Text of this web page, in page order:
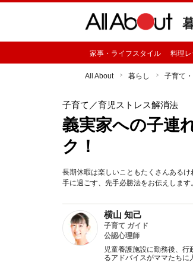
家事・ライフスタイル 料理
All About 暮らし 子育て
子育て ／育児ストレス解消法
義実家への子連
ク！
長期休暇は楽しいこともたくさんある
手に過ごす、先手必勝法をお伝えしま
横山 知己
子育て ガイド
公認心理師
児童養護施設に勤務後、
るアドバイスがママたち